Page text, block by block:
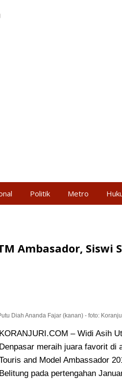
Politik Metro
ICTM
Menuju
Ambasador, Siswi
Diah Ananda Fajar (kanan) - foto:
KORANJURI.COM – Widi Asih
Denpasar meraih juara favorit di
and Model Ambassador
Belitung pada pertengahan